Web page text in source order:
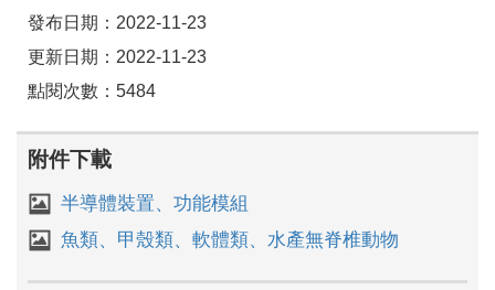
發布日期：2022-11-23
更新日期：2022-11-23
點閱次數：5484
附件下載
半導體裝置、功能模組
魚類、甲殼類、軟體類、水產無脊椎動物